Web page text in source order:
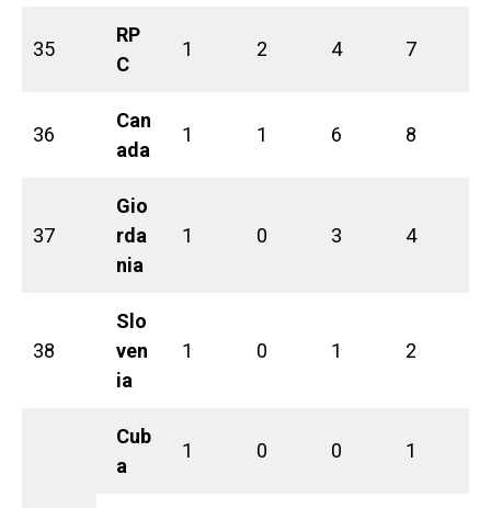
35
RP
C
1 2 4 7
36
Can
ada
1 1 6 8
37
Gio
rda
nia
1 0 3 4
38
Slo
ven
ia
1 0 1 2
Cub
a
1 0 0 1